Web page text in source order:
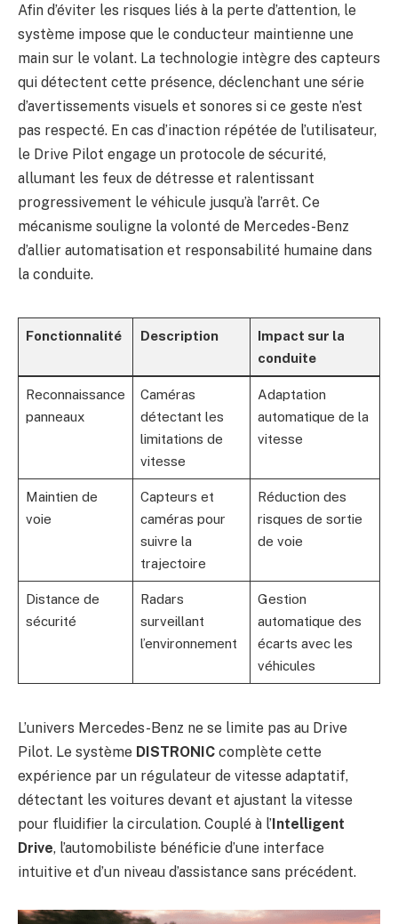
Afin d’éviter les risques liés à la perte d’attention, le
système impose que le conducteur maintienne une
main sur le volant. La technologie intègre des capteurs
qui détectent cette présence, déclenchant une série
d’avertissements visuels et sonores si ce geste n’est
pas respecté. En cas d’inaction répétée de l’utilisateur,
le Drive Pilot engage un protocole de sécurité,
allumant les feux de détresse et ralentissant
progressivement le véhicule jusqu’à l’arrêt. Ce
mécanisme souligne la volonté de Mercedes-Benz
d’allier automatisation et responsabilité humaine dans
la conduite.
Fonctionnalité Description
Impact sur la
conduite
Reconnaissance
panneaux
Caméras
détectant les
limitations de
vitesse
Adaptation
automatique de la
vitesse
Maintien de
voie
Capteurs et
caméras pour
suivre la
trajectoire
Réduction des
risques de sortie
de voie
Distance de
sécurité
Radars
surveillant
l’environnement
Gestion
automatique des
écarts avec les
véhicules
L’univers Mercedes-Benz ne se limite pas au Drive
Pilot. Le système DISTRONIC complète cette
expérience par un régulateur de vitesse adaptatif,
détectant les voitures devant et ajustant la vitesse
pour fluidifier la circulation. Couplé à l’Intelligent
Drive, l’automobiliste bénéficie d’une interface
intuitive et d’un niveau d’assistance sans précédent.